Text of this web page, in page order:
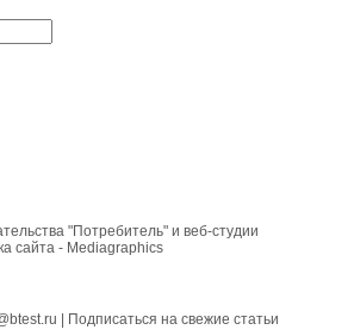
"Потребитель" и веб-студии
сайта - Mediagraphics
Подписаться на свежие статьи